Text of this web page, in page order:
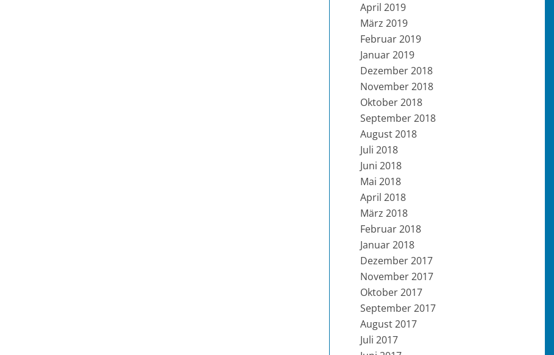
April 2019
März 2019
Februar 2019
Januar 2019
Dezember 2018
November 2018
Oktober 2018
September 2018
August 2018
Juli 2018
Juni 2018
Mai 2018
April 2018
März 2018
Februar 2018
Januar 2018
Dezember 2017
November 2017
Oktober 2017
September 2017
August 2017
Juli 2017